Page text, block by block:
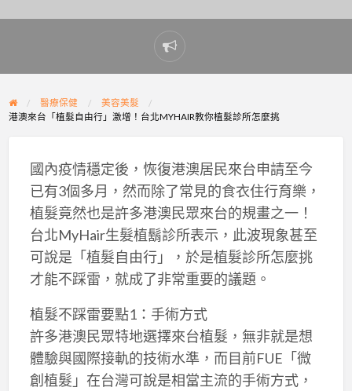
Report
problem
醫療保健
美容美髮
港澳來台「植髮自由行」激增！台北MYHAIR教你植髮診所怎麼挑
國內疫情穩定後，恢復港澳居民來台申請至今
已有3個多月，然而除了常見的食衣住行育樂，
植髮竟然也是許多港澳民眾來台的規畫之一！
台北MyHair生髮植鬍診所表示，此波現象甚至
可說是「植髮自由行」，於是植髮診所怎麼挑
才能不踩雷，就成了非常重要的議題。
植髮不踩雷要點1：手術方式
許多港澳民眾特地選擇來台植髮，無非就是想
體驗與國際接軌的技術水準，而目前FUE「微
創植髮」在台灣可說是相當主流的手術方式，